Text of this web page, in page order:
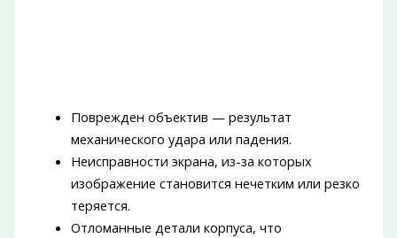
Поврежден объектив — результат
механического удара или падения.
Неисправности экрана, из-за которых
изображение становится нечетким или резко
теряется.
Отломанные детали корпуса, что